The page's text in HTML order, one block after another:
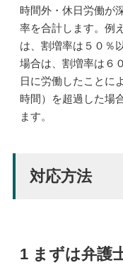
時間外・休日労働が
率を合計します。例
は、割増率は５０％
場合は、割増率は６
日に労働したことに
時間）を超過した場
ます。
対応方法
1 まずは弁護